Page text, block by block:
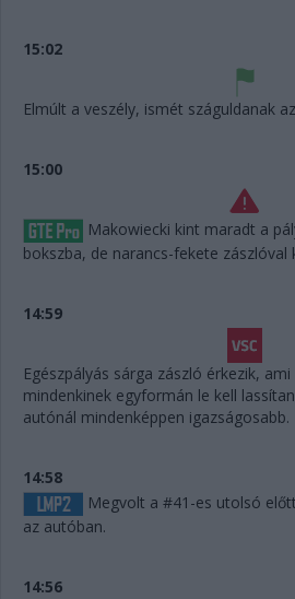
15:02
Elmúlt a veszély, ismét száguldanak
15:00
Makowiecki kint maradt a
bokszba, de narancs-fekete zászlóval
14:59
Egészpályás sárga zászló érkezik,
mindenkinek egyformán le kell
autónál mindenképpen igazságosabb.
14:58
Megvolt a #41-es utolsó
az autóban.
14:56